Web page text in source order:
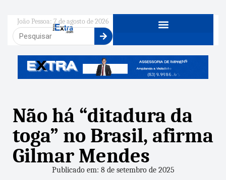
João Pessoa: 7 de agosto de 2026
Não há “ditadura da
toga” no Brasil, afirma
Gilmar Mendes
Publicado em: 8 de setembro de 2025